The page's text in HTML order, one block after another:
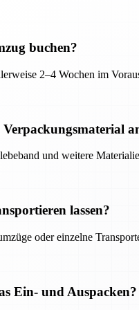
buchen?
2–4 Wochen im
und weitere
lassen?
oder einzelne
Ein- und Auspacken?